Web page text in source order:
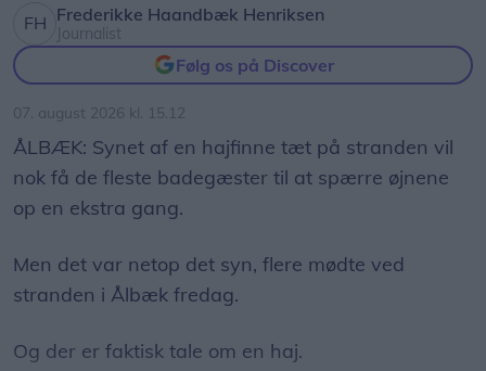
effektiv varmeforsyning til kunderne i området,
siger Nicolai Ellgaard Bechfeldt fra Frederikshavn
Varme.
utætheder og gør det muligt for varmeselskabet
hurtigt at igangsætte arbejdet - til gavn for
forsyningssikkerheden og for at mindske
vandtabet
Nørregade vil være spærret på strækningen
mellem Vestergade og Nørregade 29A. Der vil
Frederikke Haandbæk Henriksen
Journalist
Følg os på Discover
07. august 2026 kl. 15.12
ÅLBÆK: Synet af en hajfinne tæt på stranden vil
nok få de fleste badegæster til at spærre øjnene
op en ekstra gang.
Men det var netop det syn, flere mødte ved
stranden i Ålbæk fredag.
Og der er faktisk tale om en haj.